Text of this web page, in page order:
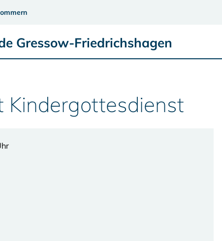
Gressow-Friedrichshagen
Kindergottesdienst